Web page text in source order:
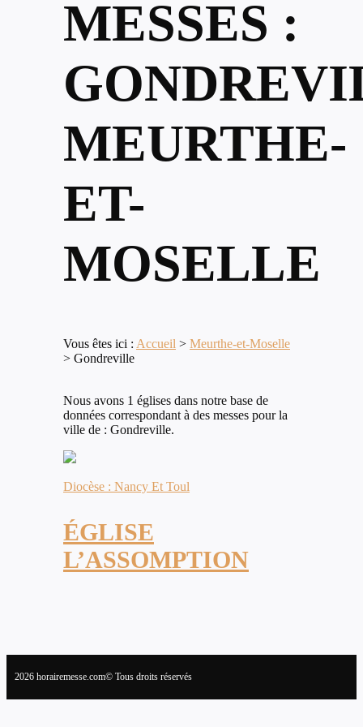
MESSES :
MEURTHE-
ET-
MOSELLE
Vous êtes ici : Accueil > Meurthe-et-Moselle
> Gondreville
Nous avons 1 églises dans notre base de
données correspondant à des messes pour la
ville de : Gondreville.
Diocèse : Nancy Et Toul
ÉGLISE
L’ASSOMPTION
2026 horairemesse.com© Tous droits réservés